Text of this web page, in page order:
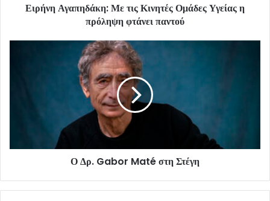
Ειρήνη Αγαπηδάκη: Με τις Κινητές Ομάδες Υγείας η
πρόληψη φτάνει παντού
Ο Δρ. Gabor Maté στη Στέγη